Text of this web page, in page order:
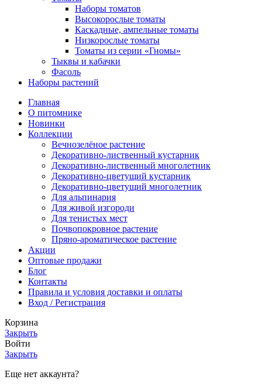
Наборы томатов
Высокорослые томаты
Каскадные, ампельные томаты
Низкорослые томаты
Томаты из серии «Гномы»
Тыквы и кабачки
Фасоль
Наборы растений
Главная
О питомнике
Новинки
Коллекции
Вечнозелёное растение
Декоративно-лиственный кустарник
Декоративно-лиственный многолетник
Декоративно-цветущий кустарник
Декоративно-цветущий многолетник
Для альпинария
Для живой изгороди
Для тенистых мест
Почвопокровное растение
Пряно-ароматическое растение
Акции
Оптовые продажи
Блог
Контакты
Правила и условия доставки и оплаты
Вход / Регистрация
Корзина
Закрыть
Войти
Закрыть
Еще нет аккаунта?